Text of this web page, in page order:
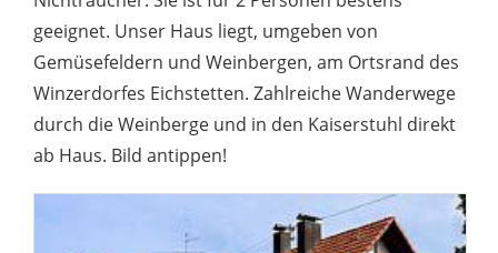
geeignet. Unser Haus liegt, umgeben von
Gemüsefeldern und Weinbergen, am Ortsrand des
Winzerdorfes Eichstetten. Zahlreiche Wanderwege
durch die Weinberge und in den Kaiserstuhl direkt
ab Haus. Bild antippen!